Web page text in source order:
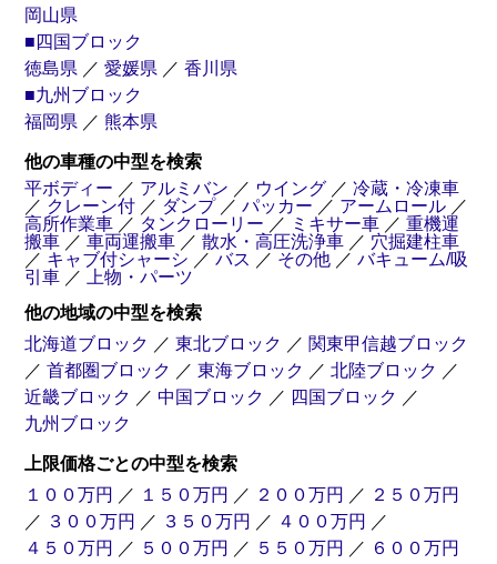
岡山県
■四国ブロック
徳島県 ／ 愛媛県 ／ 香川県
■九州ブロック
福岡県 ／ 熊本県
他の車種の中型を検索
平ボディー ／ アルミバン ／ ウイング ／ 冷蔵・冷凍車
／ クレーン付 ／ ダンプ ／ パッカー ／ アームロール ／
高所作業車 ／ タンクローリー ／ ミキサー車 ／ 重機運
搬車 ／ 車両運搬車 ／ 散水・高圧洗浄車 ／ 穴掘建柱車
／ キャブ付シャーシ ／ バス ／ その他 ／ バキューム/吸
引車 ／
上物・パーツ
他の地域の中型を検索
北海道ブロック ／ 東北ブロック ／ 関東甲信越ブロック
／ 首都圏ブロック ／ 東海ブロック ／ 北陸ブロック ／
近畿ブロック ／ 中国ブロック ／ 四国ブロック ／
九州ブロック
上限価格ごとの中型を検索
１００万円 ／ １５０万円 ／ ２００万円 ／ ２５０万円
／ ３００万円 ／ ３５０万円 ／ ４００万円 ／
４５０万円 ／ ５００万円 ／ ５５０万円 ／ ６００万円